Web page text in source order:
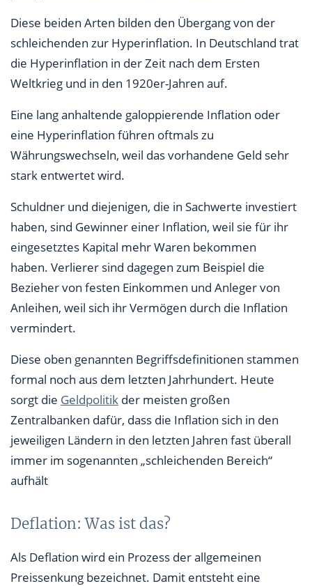
Diese beiden Arten bilden den Übergang von der
schleichenden zur Hyperinflation. In Deutschland trat
die Hyperinflation in der Zeit nach dem Ersten
Weltkrieg und in den 1920er-Jahren auf.
Eine lang anhaltende galoppierende Inflation oder
eine Hyperinflation führen oftmals zu
Währungswechseln, weil das vorhandene Geld sehr
stark entwertet wird.
Schuldner und diejenigen, die in Sachwerte investiert
haben, sind Gewinner einer Inflation, weil sie für ihr
eingesetztes Kapital mehr Waren bekommen
haben. Verlierer sind dagegen zum Beispiel die
Bezieher von festen Einkommen und Anleger von
Anleihen, weil sich ihr Vermögen durch die Inflation
vermindert.
Diese oben genannten Begriffsdefinitionen stammen
formal noch aus dem letzten Jahrhundert. Heute
sorgt die Geldpolitik der meisten großen
Zentralbanken dafür, dass die Inflation sich in den
jeweiligen Ländern in den letzten Jahren fast überall
immer im sogenannten „schleichenden Bereich“
aufhält
Deflation: Was ist das?
Als Deflation wird ein Prozess der allgemeinen
Preissenkung bezeichnet. Damit entsteht eine